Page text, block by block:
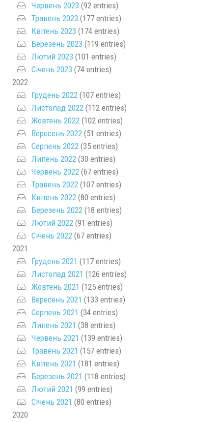
Червень 2023 (92 entries)
Травень 2023 (177 entries)
Квітень 2023 (174 entries)
Березень 2023 (119 entries)
Лютий 2023 (101 entries)
Січень 2023 (74 entries)
2022
Грудень 2022 (107 entries)
Листопад 2022 (112 entries)
Жовтень 2022 (102 entries)
Вересень 2022 (51 entries)
Серпень 2022 (35 entries)
Липень 2022 (30 entries)
Червень 2022 (67 entries)
Травень 2022 (107 entries)
Квітень 2022 (80 entries)
Березень 2022 (18 entries)
Лютий 2022 (91 entries)
Січень 2022 (67 entries)
2021
Грудень 2021 (117 entries)
Листопад 2021 (126 entries)
Жовтень 2021 (125 entries)
Вересень 2021 (133 entries)
Серпень 2021 (34 entries)
Липень 2021 (38 entries)
Червень 2021 (139 entries)
Травень 2021 (157 entries)
Квітень 2021 (181 entries)
Березень 2021 (118 entries)
Лютий 2021 (99 entries)
Січень 2021 (80 entries)
2020